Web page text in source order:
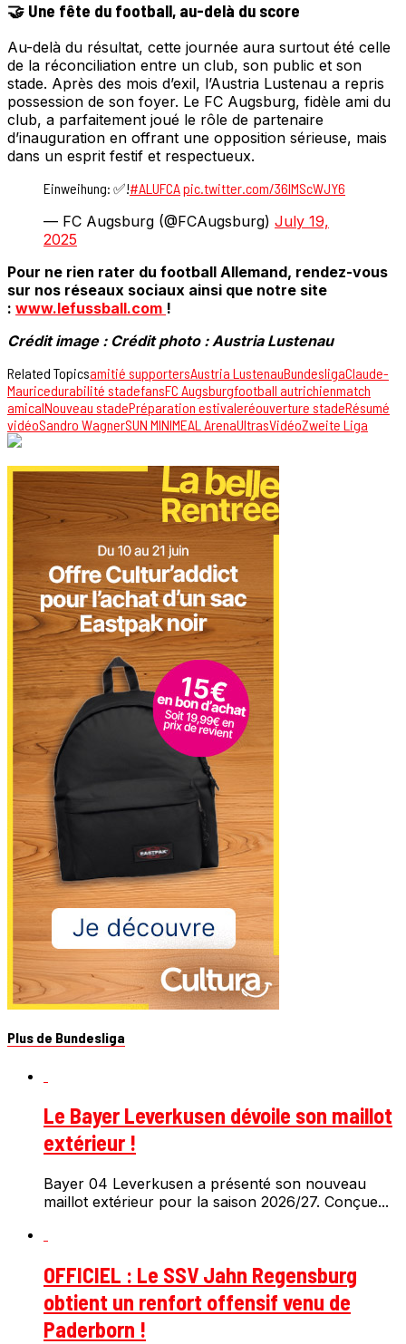
🤝 Une fête du football, au-delà du score
Au-delà du résultat, cette journée aura surtout été celle
de la réconciliation entre un club, son public et son
stade. Après des mois d’exil, l’Austria Lustenau a repris
possession de son foyer. Le FC Augsburg, fidèle ami du
club, a parfaitement joué le rôle de partenaire
d’inauguration en offrant une opposition sérieuse, mais
dans un esprit festif et respectueux.
Einweihung: ✅!#ALUFCApic.twitter.com/36IMScWJY6
— FC Augsburg (@FCAugsburg) July 19,
2025
Pour ne rien rater du football Allemand, rendez-vous
sur nos réseaux sociaux ainsi que notre site
: www.lefussball.com !
Crédit image : Crédit photo : Austria Lustenau
Related Topicsamitié supportersAustria LustenauBundesligaClaude-
Mauricedurabilité stadefansFC Augsburgfootball autrichienmatch
amicalNouveau stadePréparation estivaleréouverture stadeRésumé
vidéoSandro WagnerSUN MINIMEAL ArenaUltrasVidéoZweite Liga
Plus de Bundesliga
Le Bayer Leverkusen dévoile son maillot
extérieur !
Bayer 04 Leverkusen a présenté son nouveau
maillot extérieur pour la saison 2026/27. Conçue...
OFFICIEL : Le SSV Jahn Regensburg
obtient un renfort offensif venu de
Paderborn !